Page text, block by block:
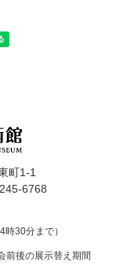
町1-1
6768
30分まで）
前後の展示替え期間